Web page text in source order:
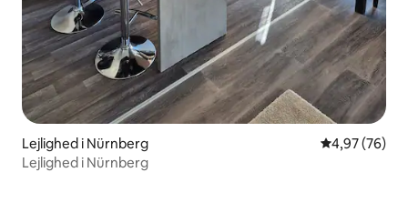
Lejlighed i Nürnberg 4,97 ud af 5 i
4,97 (76)
Lejlighed i Nürnberg